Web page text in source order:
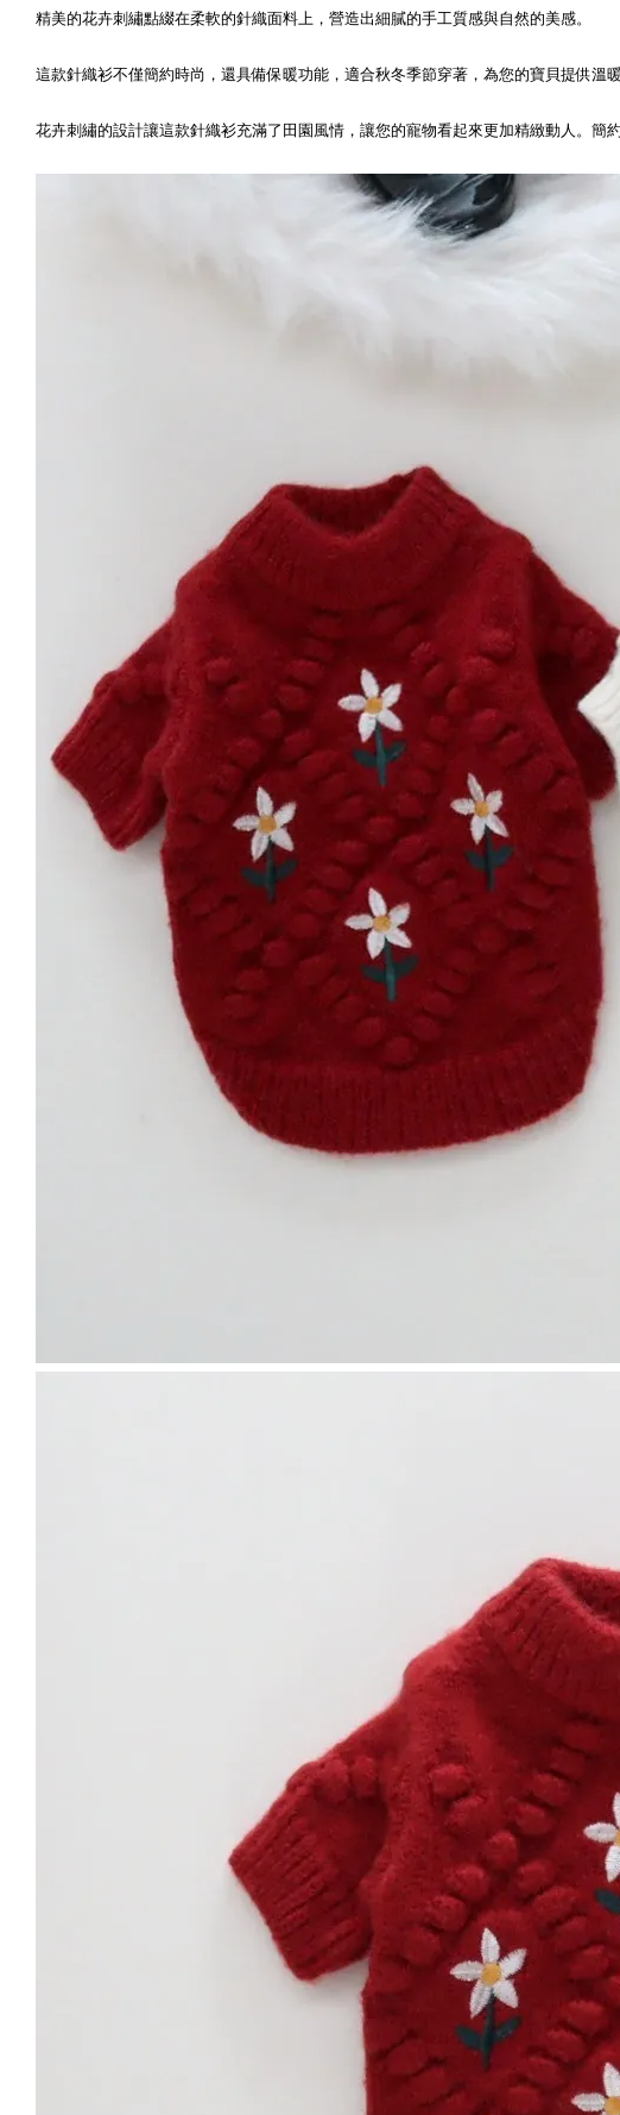
精美的花卉刺繡點綴在柔軟的針織面料上，營造出細膩的手工質感與自然的美感。
這款針織衫不僅簡約時尚，還具備保暖功能，適合秋冬季節穿著，為您的寶貝提供溫暖
花卉刺繡的設計讓這款針織衫充滿了田園風情，讓您的寵物看起來更加精緻動人。簡